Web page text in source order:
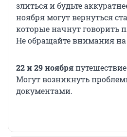
злиться и будьте
ноября могут вернуться
которые начнут говорить
Не обращайте внимания
22 и 29 ноября
Могут возникнуть
документами.